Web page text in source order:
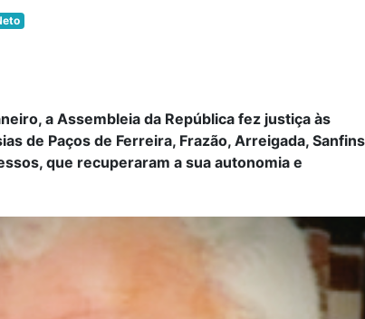
a Assembleia da República fez justiça às
de Paços de Ferreira, Frazão, Arreigada,
que recuperaram a sua autonomia e